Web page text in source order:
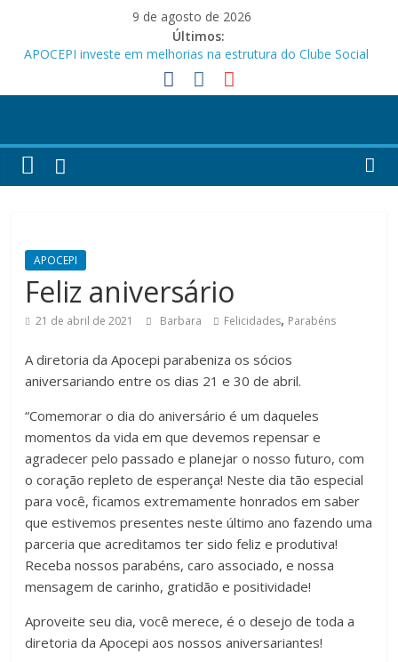
9 de agosto de 2026
Últimos:
APOCEPI investe em melhorias na estrutura do Clube Social
Festa dos Pais e das Mães da APOCEPI
APOCEPI conquista a primeira vitória no Campeonato 50tão!
APOCEPI
Feliz aniversário
21 de abril de 2021 Barbara Felicidades, Parabéns
A diretoria da Apocepi parabeniza os sócios
aniversariando entre os dias 21 e 30 de abril.
“Comemorar o dia do aniversário é um daqueles
momentos da vida em que devemos repensar e
agradecer pelo passado e planejar o nosso futuro, com
o coração repleto de esperança! Neste dia tão especial
para você, ficamos extremamente honrados em saber
que estivemos presentes neste último ano fazendo uma
parceria que acreditamos ter sido feliz e produtiva!
Receba nossos parabéns, caro associado, e nossa
mensagem de carinho, gratidão e positividade!
Aproveite seu dia, você merece, é o desejo de toda a
diretoria da Apocepi aos nossos aniversariantes!